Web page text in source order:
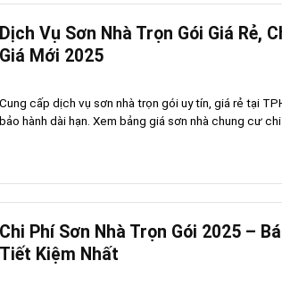
Dịch Vụ Sơn Nhà Trọn Gói Giá Rẻ,
Giá Mới 2025
Cung cấp dịch vụ sơn nhà trọn gói uy tín, giá rẻ tại
bảo hành dài hạn. Xem bảng giá sơn nhà chung cư chi
Chi Phí Sơn Nhà Trọn Gói 2025 –
Tiết Kiệm Nhất